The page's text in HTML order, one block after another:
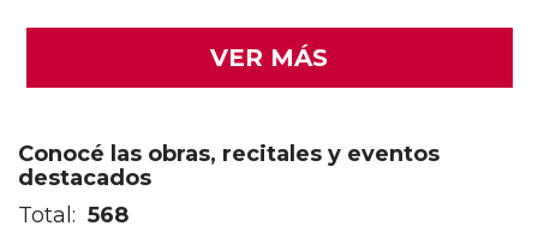
VER MÁS
Conocé las obras, recitales y eventos
destacados
Total: 568